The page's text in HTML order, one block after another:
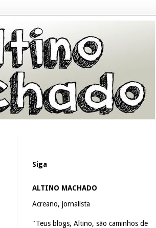
Siga
ALTINO MACHADO
Acreano, jornalista
"Teus blogs, Altino, são caminhos de